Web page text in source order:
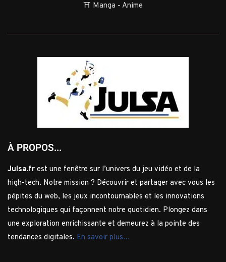
⛩️ Manga - Anime
À PROPOS...
Julsa.fr est une fenêtre sur l’univers du jeu vidéo et de la
high-tech. Notre mission ? Découvrir et partager avec vous les
pépites du web, les jeux incontournables et les innovations
technologiques qui façonnent notre quotidien. Plongez dans
une exploration enrichissante et demeurez à la pointe des
tendances digitales. En savoir plus…